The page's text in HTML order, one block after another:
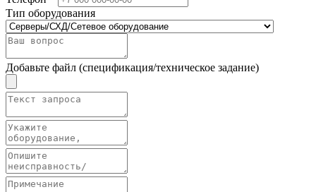
Тип оборудования
Добавьте файл (спецификация/техническое задание)